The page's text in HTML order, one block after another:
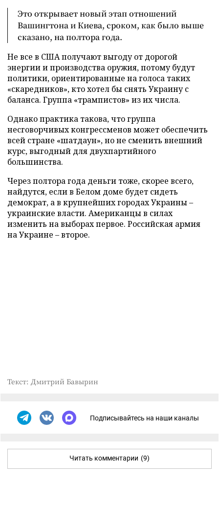
Это открывает новый этап отношений
Вашингтона и Киева, сроком, как было выше
сказано, на полтора года.
Не все в США получают выгоду от дорогой
энергии и производства оружия, потому будут
политики, ориентированные на голоса таких
«скаредников», кто хотел бы снять Украину с
баланса. Группа «трампистов» из их числа.
Однако практика такова, что группа
несговорчивых конгрессменов может обеспечить
всей стране «шатдаун», но не сменить внешний
курс, выгодный для двухпартийного
большинства.
Через полтора года деньги тоже, скорее всего,
найдутся, если в Белом доме будет сидеть
демократ, а в крупнейших городах Украины –
украинские власти. Американцы в силах
изменить на выборах первое. Российская армия
на Украине – второе.
Текст: Дмитрий Бавырин
Подписывайтесь на наши каналы
Читать комментарии (9)